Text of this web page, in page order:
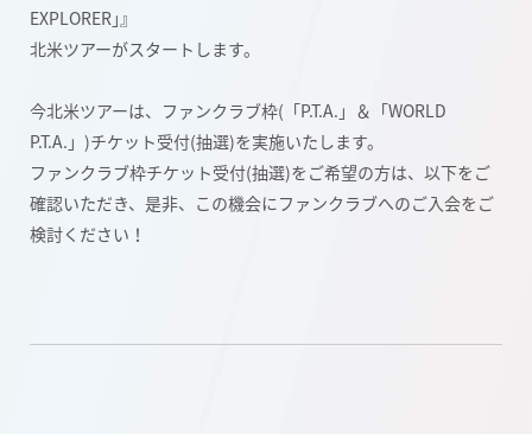
EXPLORER｣』
北米ツアーがスタートします。
今北米ツアーは、ファンクラブ枠(「P.T.A.」＆「WORLD
P.T.A.」)チケット受付(抽選)を実施いたします。
ファンクラブ枠チケット受付(抽選)をご希望の方は、以下をご
確認いただき、是非、この機会にファンクラブへのご入会をご
検討ください！